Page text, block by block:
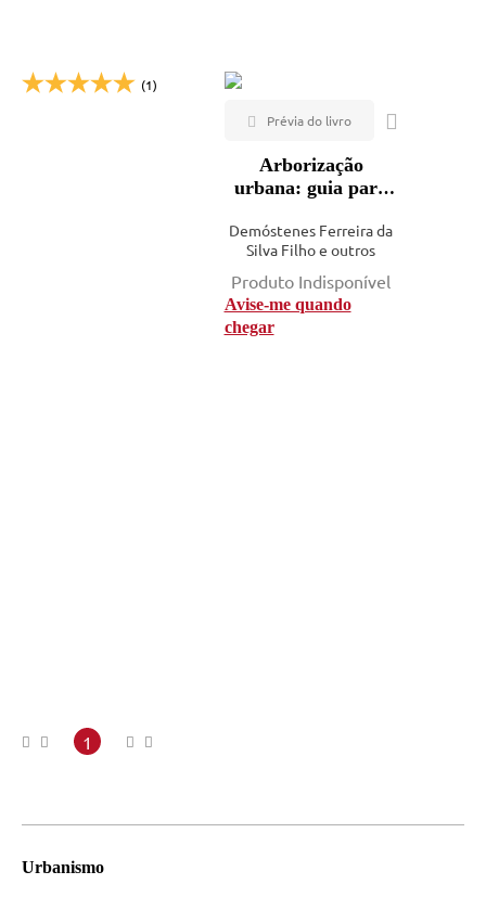
(1)
Arborização
urbana: guia para
manejo e avaliação
do risco de queda
Demóstenes Ferreira da
Silva Filho e outros
Produto Indisponível
Avise-me quando
chegar
1
Urbanismo